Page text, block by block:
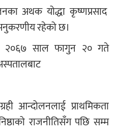
अथक योद्धा कृष्णप्रसाद
रहेको छ।
२०६७ साल फागुन २० गते
आन्दोलनलाई प्राथमिकता
राजनीतिसँग पछि सम्म